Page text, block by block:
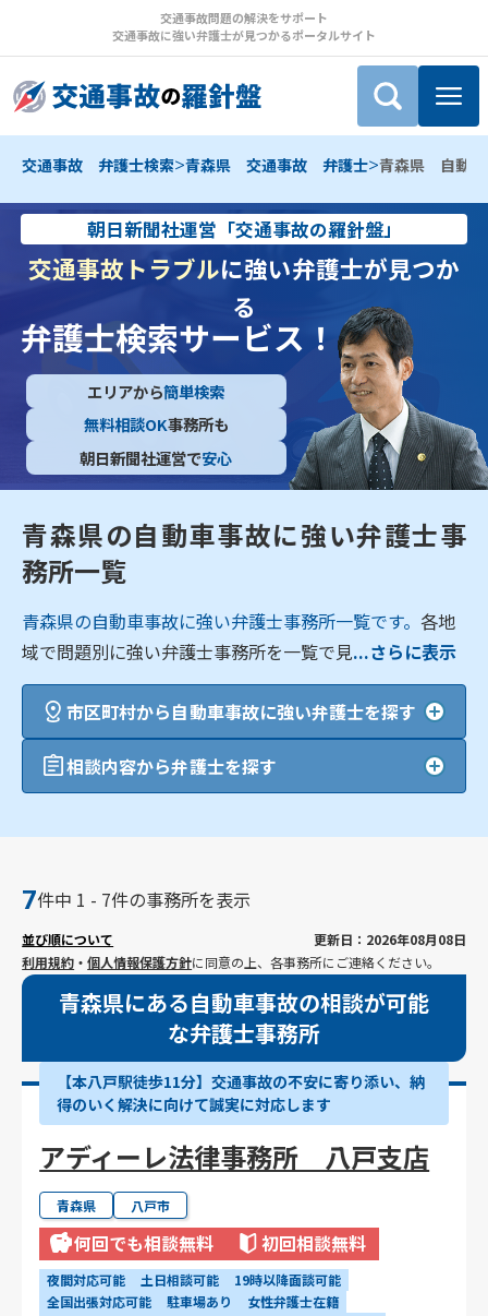
交通事故問題の解決をサポート
交通事故に強い弁護士が見つかるポータルサイト
交通事故 弁護士検索>青森県 交通事故 弁護士>青森県 自動
朝日新聞社運営「交通事故の羅針盤」
交通事故トラブルに強い弁護士が見つか
る
弁護士検索サービス！
エリアから簡単検索
無料相談OK事務所も
朝日新聞社運営で安心
青森県の自動車事故に強い弁護士事
務所一覧
青森県の自動車事故に強い弁護士事務所一覧です。各地
域で問題別に強い弁護士事務所を一覧で見...さらに表示
市区町村から自動車事故に強い弁護士を探す
相談内容から弁護士を探す
7件中 1 - 7件の事務所を表示
並び順について
更新日：2026年08月08日
利用規約 ・個人情報保護方針に同意の上、各事務所にご連絡ください。
青森県にある自動車事故の相談が可能
な弁護士事務所
【本八戸駅徒歩11分】交通事故の不安に寄り添い、納
得のいく解決に向けて誠実に対応します
アディーレ法律事務所 八戸支店
青森県 八戸市
何回でも相談無料 初回相談無料
夜間対応可能 土日相談可能
19時以降面談可能
全国出張対応可能
駐車場あり
女性弁護士在籍